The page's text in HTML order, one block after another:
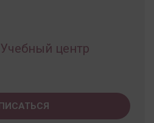
Учебный центр